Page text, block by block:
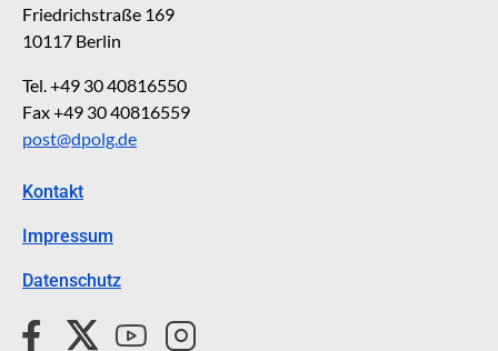
Friedrichstraße 169
10117 Berlin
Tel. +49 30 40816550
Fax +49 30 40816559
post@dpolg.de
Kontakt
Impressum
Datenschutz